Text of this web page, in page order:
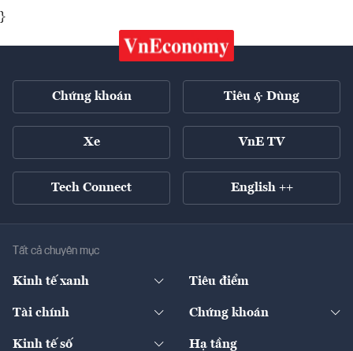
}
Chứng khoán Tiêu & Dùng
Xe VnE TV
Tech Connect English ++
Tất cả chuyên mục
Kinh tế xanh Tiêu điểm
Tài chính
Ngân hàng
Chứng khoán
Doanh nghiệp niêm yết
Kinh tế số Hạ tầng